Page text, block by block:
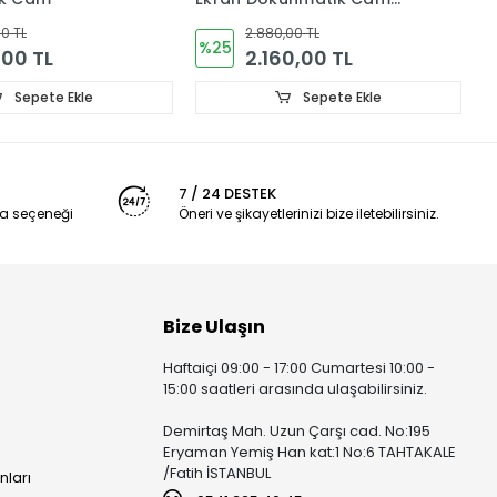
TL
TL
Sepete Ekle
%51
4.080,00 TL
2.016,00 TL
Sepete Ekle
seçeneği
7 / 24 DESTEK
Öneri ve şikayetlerinizi bize iletebilirsiniz.
Bize Ulaşın
Haftaiçi 09:00 - 17:00 Cumartesi 10:00 -
15:00 saatleri arasında ulaşabilirsiniz.
Demirtaş Mah. Uzun Çarşı cad. No:195
Eryaman Yemiş Han kat:1 No:6 TAHTAKALE
/Fatih İSTANBUL